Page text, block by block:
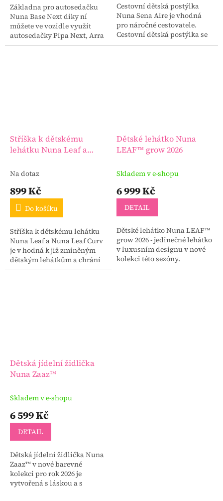
Základna pro autosedačku
Nuna Base Next díky ní
můžete ve vozidle využít
autosedačky Pipa Next, Arra
Next, Todl Next a také
Cestovní dětská postýlka
Nuna Sena Aire je vhodná
pro náročné cestovatele.
Cestovní dětská postýlka se
velmi jednoduše skládá
Stříška k dětskému
lehátku Nuna Leaf a
Na dotaz
899 Kč
Do košíku
Stříška k dětskému lehátku
Nuna Leaf a Nuna Leaf Curv
je v hodná k již zmíněným
dětským lehátkům a chrání
tak Vaše děti před sluncem a
Dětské lehátko Nuna
LEAF™ grow 2026
Skladem v e-shopu
6 999 Kč
DETAIL
Dětské lehátko Nuna LEAF™
grow 2026 - jedinečné lehátko
v luxusním designu v nové
kolekci této sezóny.
Dětská jídelní židlička
Nuna Zaaz™
Skladem v e-shopu
6 599 Kč
DETAIL
Dětská jídelní židlička Nuna
Zaaz™ v nové barevné
kolekci pro rok 2026 je
vytvořená s láskou a s